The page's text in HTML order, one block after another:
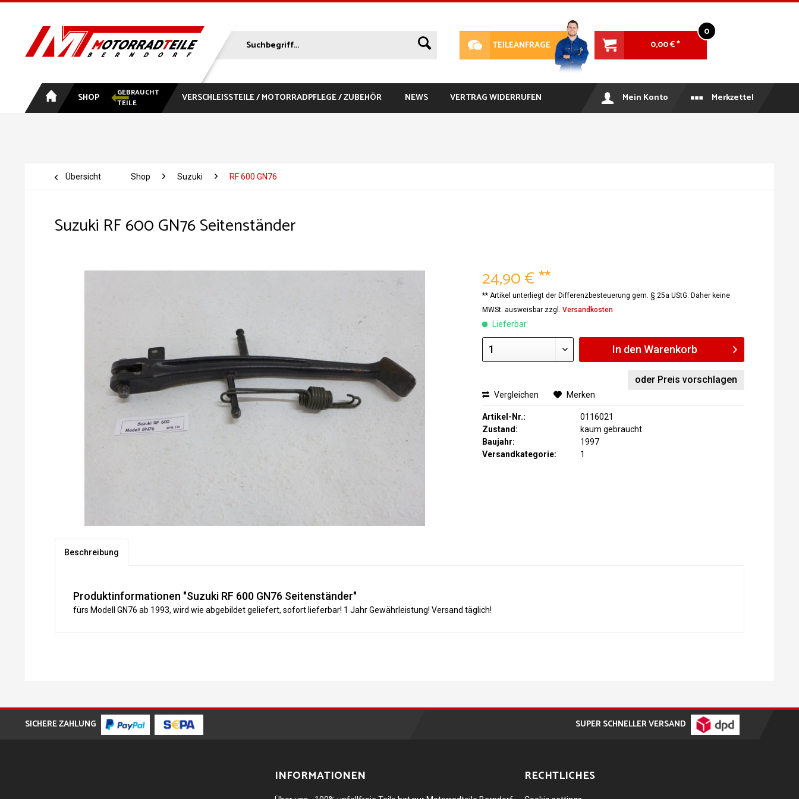
TEILEANFRAGE
0
0,00 € *
SHOP
GEBRAUCHT
TEILE
VERSCHLEISSTEILE / MOTORRADPFLEGE / ZUBEHÖR NEWS VERTRAG WIDERRUFEN Mein Konto Merkzettel
Übersicht Shop Suzuki RF 600 GN76
Suzuki RF 600 GN76 Seitenständer
24,90 € **
** Artikel unterliegt der Differenzbesteuerung gem. § 25a UStG. Daher keine
MWSt. ausweisbar zzgl.Versandkosten
Lieferbar
In den Warenkorb
oder Preis vorschlagen
Vergleichen Merken
Artikel-Nr.:
0116021
Zustand:
kaum gebraucht
Baujahr:
1997
Versandkategorie:
1
Beschreibung
Produktinformationen "Suzuki RF 600 GN76 Seitenständer"
fürs Modell GN76 ab 1993, wird wie abgebildet geliefert, sofort lieferbar! 1 Jahr Gewährleistung! Versand täglich!
SICHERE ZAHLUNG SUPER SCHNELLER VERSAND
INFORMATIONEN RECHTLICHES